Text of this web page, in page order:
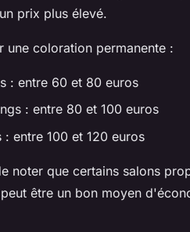
prix plus élevé.
une coloration permanente :
: entre 60 et 80 euros
: entre 80 et 100 euros
: entre 100 et 120 euros
noter que certains salons
être un bon moyen